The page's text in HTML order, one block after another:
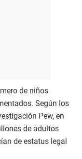
de niños
Según los
Pew, en
de adultos
de estatus legal